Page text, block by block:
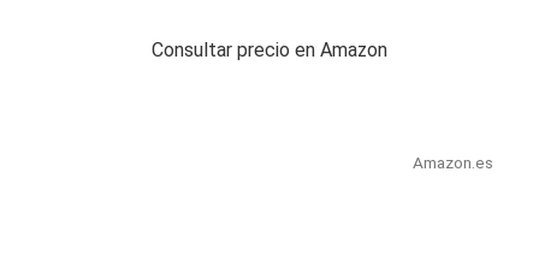
Consultar precio en Amazon
Amazon.es